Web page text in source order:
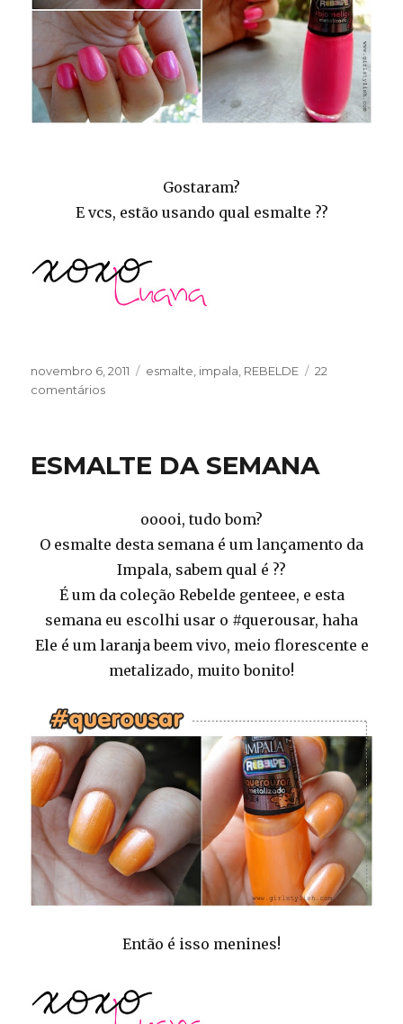
Gostaram?
E vcs, estão usando qual esmalte ??
Publicado
em
novembro 6, 2011 Categorias
esmalte impala REBELDE
22
comentáriosem
ESMALTE DA SEMANA
ooooi, tudo bom?
O esmalte desta semana é um lançamento da
Impala, sabem qual é ??
É um da coleção Rebelde genteee, e esta
semana eu escolhi usar o #querousar, haha
Ele é um laranja beem vivo, meio florescente e
metalizado, muito bonito!
Então é isso menines!